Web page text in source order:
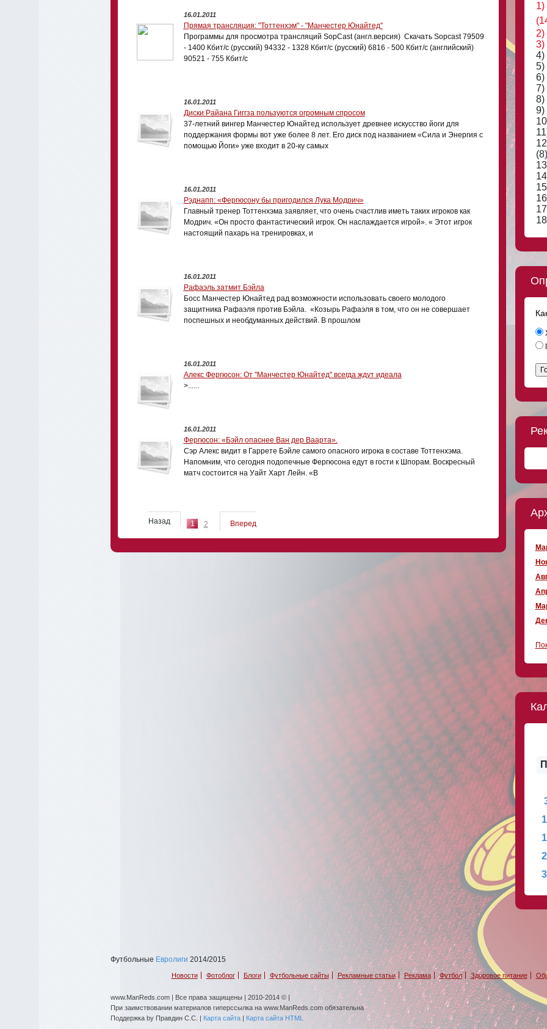
16.01.2011
Прямая трансляция: "Тоттенхэм" - "Манчестер Юнайтед"
Программы для просмотра трансляций SopCast (англ.версия) Скачать Sopcast 79509
- 1400 Кбит/с (русский) 94332 - 1328 Кбит/с (русский) 6816 - 500 Кбит/с (английский)
90521 - 755 Кбит/с
16.01.2011
Диски Райана Гиггза пользуются огромным спросом
37-летний вингер Манчестер Юнайтед использует древнее искусство йоги для
поддержания формы вот уже более 8 лет. Его диск под названием «Сила и Энергия с
помощью Йоги» уже входит в 20-ку самых
16.01.2011
Рэднапп: «Фергюсону бы пригодился Лука Модрич»
Главный тренер Тоттенхэма заявляет, что очень счастлив иметь таких игроков как
Модрич. «Он просто фантастический игрок. Он наслаждается игрой». « Этот игрок
настоящий пахарь на тренировках, и
16.01.2011
Рафаэль затмит Бэйла
Босс Манчестер Юнайтед рад возможности использовать своего молодого
защитника Рафаэля против Бэйла. «Козырь Рафаэля в том, что он не совершает
поспешных и необдуманных действий. В прошлом
16.01.2011
Алекс Фергюсон: От "Манчестер Юнайтед" всегда ждут идеала
>......
16.01.2011
Фергюсон: «Бэйл опаснее Ван дер Ваарта».
Сэр Алекс видит в Гаррете Бэйле самого опасного игрока в составе Тоттенхэма.
Напомним, что сегодня подопечные Фергюсона едут в гости к Шпорам. Воскресный
матч состоится на Уайт Харт Лейн. «В
Назад 1 2 Вперед
1)
2)
3)
4)
5)
6)
7)
8)
9)
(8)
Футбольные Евролиги 2014/2015
Новости Фотоблог Блоги Футбольные сайты Рекламные статьи Реклама Футбол Здоровое питание
www.ManReds.com | Все права защищены | 2010-2014 © |
При заимствовании материалов гиперссылка на www.ManReds.com обязательна
Поддержка by Правдин С.С. | Карта сайта| Карта сайта HTML